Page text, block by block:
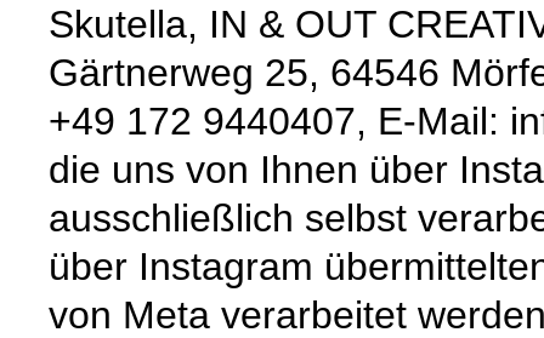
Skutella, IN & OUT
Gärtnerweg 25, 64546
+49 172 9440407, E-Mail:
die uns von Ihnen über
ausschließlich selbst
über Instagram
von Meta verarbeitet